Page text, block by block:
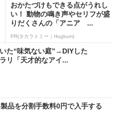
おかたづけもできる点がうれし
い！ 動物の鳴き声やセリフが盛
りだくさんの「アニア ...
PR(タカラトミー｜Hugkum)
た“味気ない庭”→DIYした
「天才的なアイ...
品を分割手数料0円で入手する